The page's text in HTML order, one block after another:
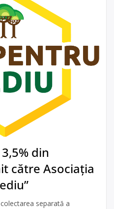
din
către Asociația
separată a